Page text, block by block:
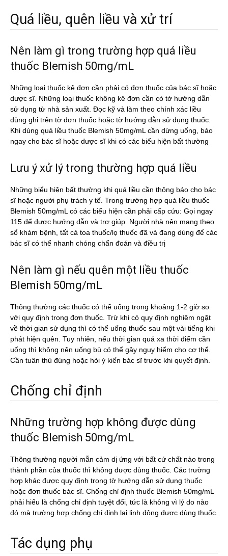
Quá liều, quên liều và xử trí
Nên làm gì trong trường hợp quá liều
thuốc Blemish 50mg/mL
Những loại thuốc kê đơn cần phải có đơn thuốc của bác sĩ hoặc
dược sĩ. Những loại thuốc không kê đơn cần có tờ hướng dẫn
sử dụng từ nhà sản xuất. Đọc kỹ và làm theo chính xác liều
dùng ghi trên tờ đơn thuốc hoặc tờ hướng dẫn sử dụng thuốc.
Khi dùng quá liều thuốc Blemish 50mg/mL cần dừng uống, báo
ngay cho bác sĩ hoặc dược sĩ khi có các biểu hiện bất thường
Lưu ý xử lý trong thường hợp quá liều
Những biểu hiện bất thường khi quá liều cần thông báo cho bác
sĩ hoặc người phụ trách y tế. Trong trường hợp quá liều thuốc
Blemish 50mg/mL có các biểu hiện cần phải cấp cứu: Gọi ngay
115 để được hướng dẫn và trợ giúp. Người nhà nên mang theo
sổ khám bệnh, tất cả toa thuốc/lọ thuốc đã và đang dùng để các
bác sĩ có thể nhanh chóng chẩn đoán và điều trị
Nên làm gì nếu quên một liều thuốc
Blemish 50mg/mL
Thông thường các thuốc có thể uống trong khoảng 1-2 giờ so
với quy định trong đơn thuốc. Trừ khi có quy định nghiêm ngặt
về thời gian sử dụng thì có thể uống thuốc sau một vài tiếng khi
phát hiện quên. Tuy nhiên, nếu thời gian quá xa thời điểm cần
uống thì không nên uống bù có thể gây nguy hiểm cho cơ thể.
Cần tuân thủ đúng hoặc hỏi ý kiến bác sĩ trước khi quyết định.
Chống chỉ định
Những trường hợp không được dùng
thuốc Blemish 50mg/mL
Thông thường người mẫn cảm dị ứng với bất cứ chất nào trong
thành phần của thuốc thì không được dùng thuốc. Các trường
hợp khác được quy định trong tờ hướng dẫn sử dụng thuốc
hoặc đơn thuốc bác sĩ. Chống chỉ định thuốc Blemish 50mg/mL
phải hiểu là chống chỉ định tuyệt đối, tức là không vì lý do nào
đó mà trường hợp chống chỉ định lại linh động được dùng thuốc.
Tác dụng phụ